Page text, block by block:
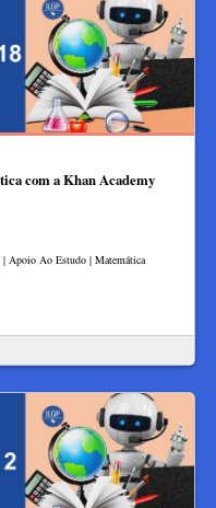
com a Khan Academy
| Apoio Ao Estudo | Matemática